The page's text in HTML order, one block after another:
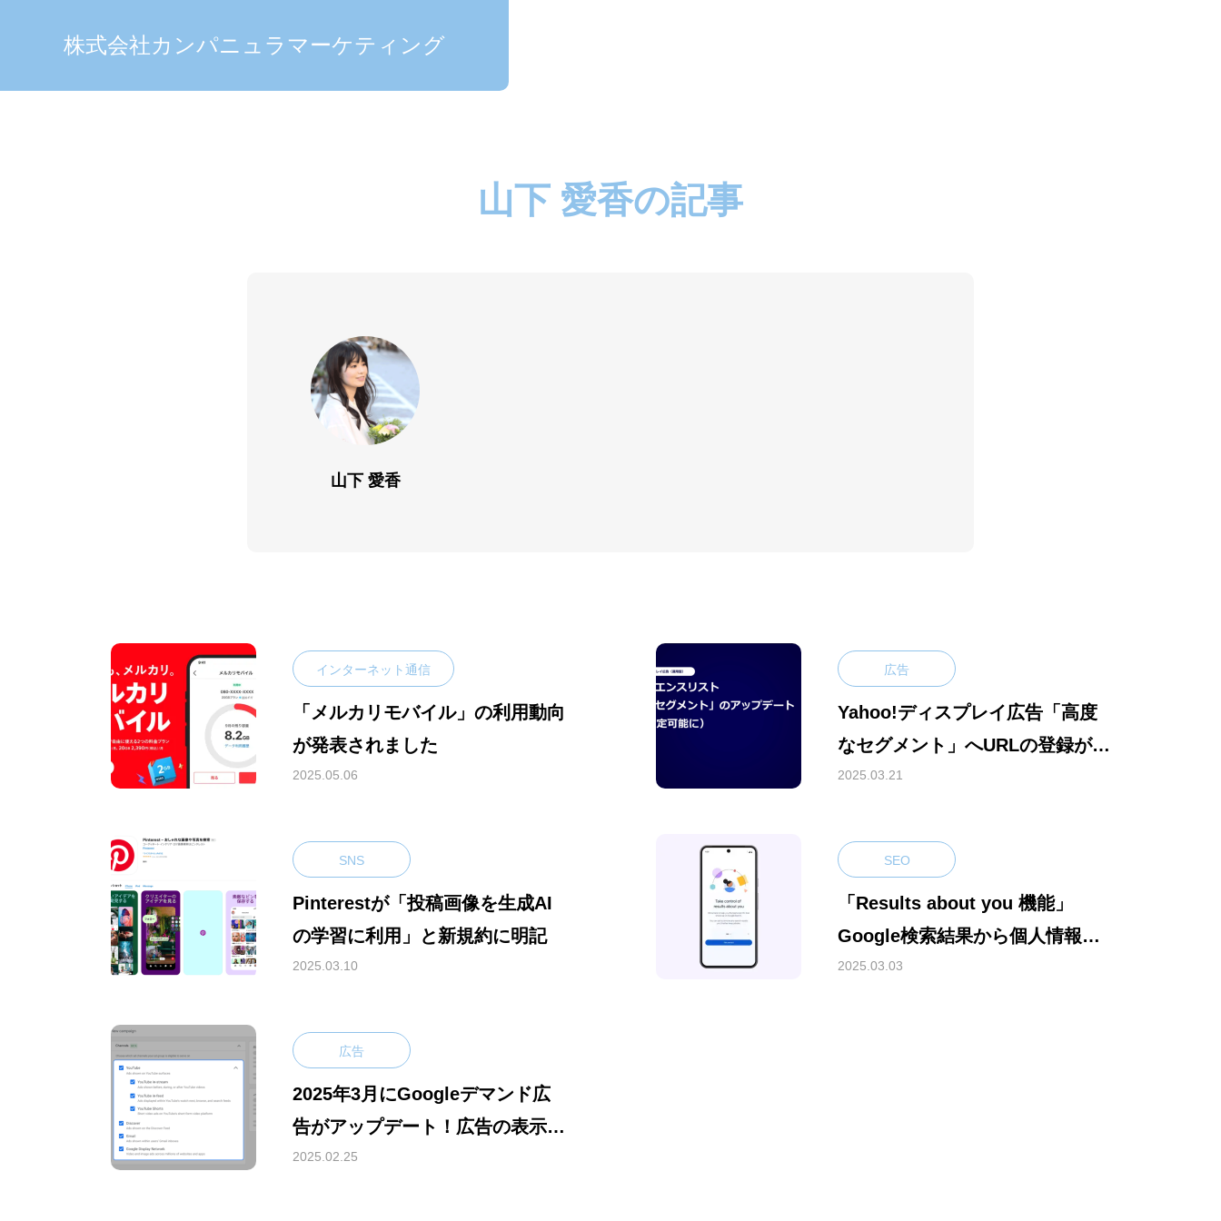
株式会社カンパニュラマーケティング
山下 愛香の記事
山下 愛香
インターネット通信
「メルカリモバイル」の利用動向
が発表されました
2025.05.06
広告
Yahoo!ディスプレイ広告「高度
なセグメント」へURLの登録が可
能に！
2025.03.21
SNS
Pinterestが「投稿画像を生成AI
の学習に利用」と新規約に明記
2025.03.10
SEO
「Results about you 機能」
Google検索結果から個人情報の
削除依頼が簡単に
2025.03.03
広告
2025年3月にGoogleデマンド広
告がアップデート！広告の表示場
所を選択できるように
2025.02.25